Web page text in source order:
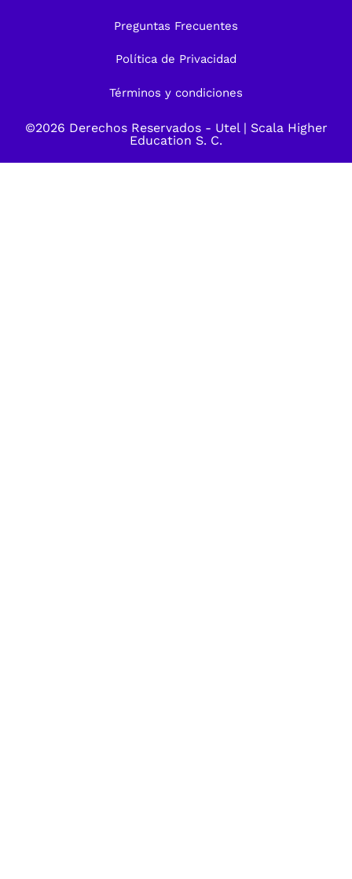
Preguntas Frecuentes
Política de Privacidad
Términos y condiciones
©2026 Derechos Reservados - Utel| Scala Higher
Education S. C.